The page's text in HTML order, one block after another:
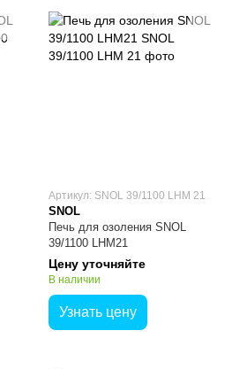
Артикул: SNOL 39/1100 LHM 21
SNOL
Печь для озоления SNOL
39/1100 LHM21
Цену уточняйте
В наличии
Узнать цену